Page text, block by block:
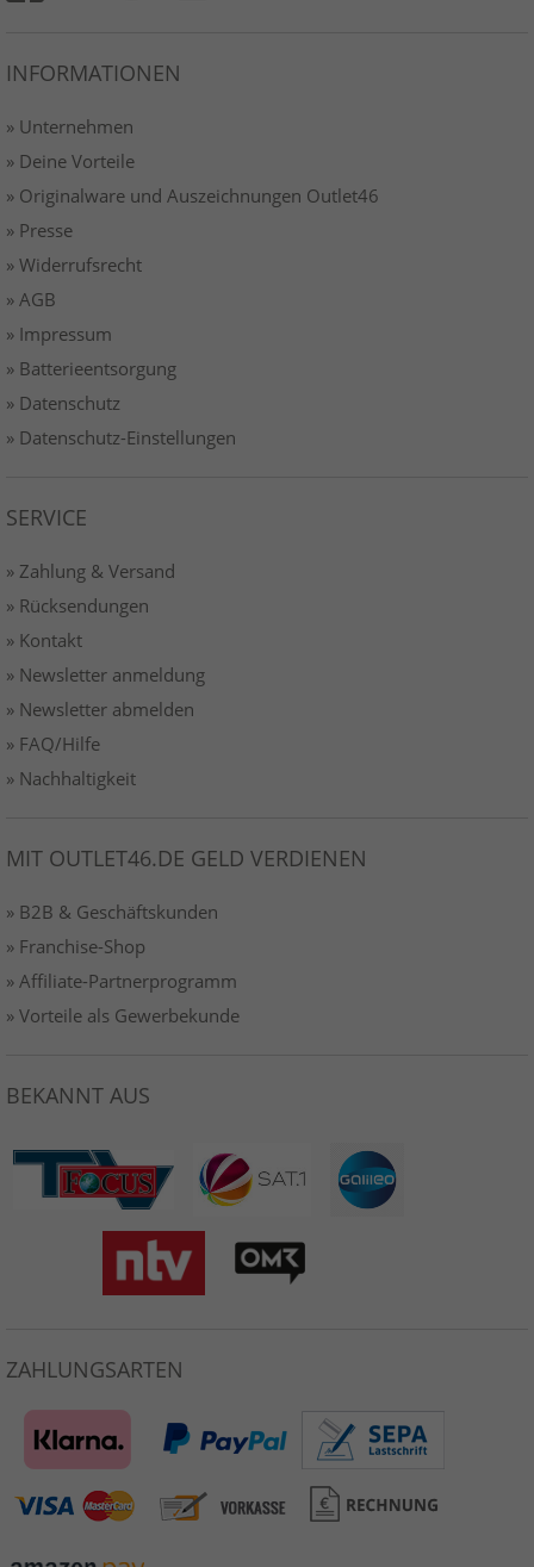
INFORMATIONEN
» Unternehmen
» Deine Vorteile
» Originalware und Auszeichnungen Outlet46
» Presse
» Widerrufsrecht
» AGB
» Impressum
» Batterieentsorgung
» Datenschutz
» Datenschutz-Einstellungen
SERVICE
» Zahlung & Versand
» Rücksendungen
» Kontakt
» Newsletter anmeldung
» Newsletter abmelden
» FAQ/Hilfe
» Nachhaltigkeit
MIT OUTLET46.DE GELD VERDIENEN
» B2B & Geschäftskunden
» Franchise-Shop
» Affiliate-Partnerprogramm
» Vorteile als Gewerbekunde
BEKANNT AUS
ZAHLUNGSARTEN